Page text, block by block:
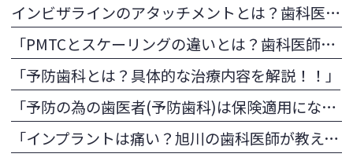
インビザラインのアタッチメントとは？歯科医師が教える目的と注意点
「PMTCとスケーリングの違いとは？歯科医師が教える予防歯科の施術内容の違い
「予防歯科とは？具体的な治療内容を解説！！」
「予防の為の歯医者(予防歯科)は保険適用になる？
「インプラントは痛い？旭川の歯科医師が教える痛みの少ない治療法」